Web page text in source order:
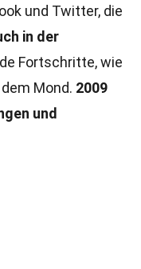
und Twitter, die
in der
Fortschritte, wie
Mond. 2009
und